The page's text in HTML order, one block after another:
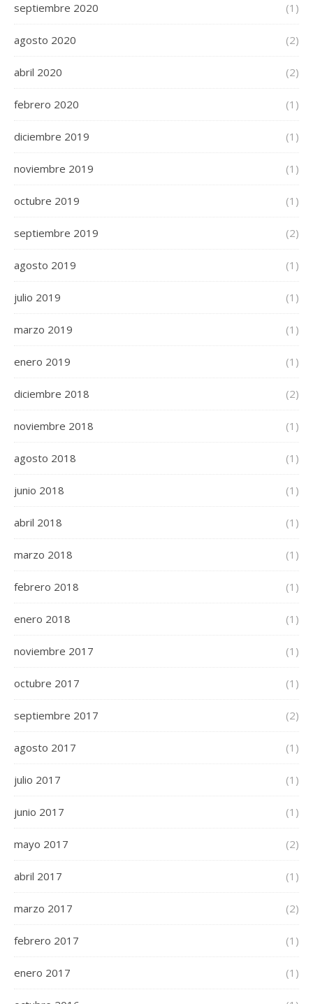
septiembre 2020 (1)
agosto 2020 (2)
abril 2020 (2)
febrero 2020 (1)
diciembre 2019 (1)
noviembre 2019 (1)
octubre 2019 (1)
septiembre 2019 (2)
agosto 2019 (1)
julio 2019 (1)
marzo 2019 (1)
enero 2019 (1)
diciembre 2018 (2)
noviembre 2018 (1)
agosto 2018 (1)
junio 2018 (1)
abril 2018 (1)
marzo 2018 (1)
febrero 2018 (1)
enero 2018 (1)
noviembre 2017 (1)
octubre 2017 (1)
septiembre 2017 (2)
agosto 2017 (1)
julio 2017 (1)
junio 2017 (1)
mayo 2017 (2)
abril 2017 (1)
marzo 2017 (2)
febrero 2017 (1)
enero 2017 (1)